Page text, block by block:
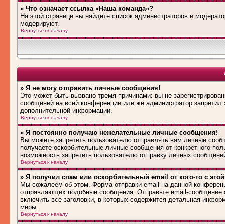
» Что означает ссылка «Наша команда»?
На этой странице вы найдёте список администраторов и
модерируют.
Вернуться к началу
» Я не могу отправить личные сообщения!
Это может быть вызвано тремя причинами: вы не
сообщений на всей конференции или же администратор
дополнительной информации.
Вернуться к началу
» Я постоянно получаю нежелательные личные сообщения!
Вы можете запретить пользователю отправлять вам личные
получаете оскорбительные личные сообщения от конкретного
возможность запретить пользователю отправку личных
Вернуться к началу
» Я получил спам или оскорбительный email от кого-то с
Мы сожалеем об этом. Форма отправки email на данной
отправляющих подобные сообщения. Отправьте email-
включить все заголовки, в которых содержится детальная
меры.
Вернуться к началу